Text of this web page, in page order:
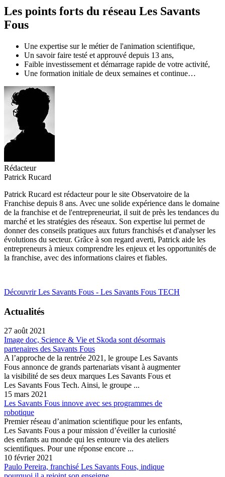
Les points forts du réseau Les Savants
Fous
Une expertise sur le métier de l'animation scientifique,
Un savoir faire testé et approuvé depuis 13 ans,
Faible investissement et démarrage rapide de votre activité,
Une formation initiale de deux semaines et continue…
Rédacteur
Patrick Rucard
Patrick Rucard est rédacteur pour le site Observatoire de la
Franchise depuis 8 ans. Avec une solide expérience dans le domaine
de la franchise et de l'entrepreneuriat, il suit de près les tendances du
marché et les stratégies des réseaux. Son expertise lui permet de
donner des conseils pratiques aux futurs franchisés et d'analyser les
évolutions du secteur. Grâce à son regard averti, Patrick aide les
entrepreneurs à mieux comprendre les enjeux et les opportunités de
la franchise, avec des informations claires et fiables.
Découvrir Les Savants Fous - Les Savants Fous TECH
Actualités
27 août 2021
Image doc, Science & Vie et Skoda sont désormais
partenaires des Savants Fous
A l’approche de la rentrée 2021, le groupe Les Savants
Fous annonce de grands partenariats visant à augmenter
la visibilité de ses deux marques Les Savants Fous et
Les Savants Fous Tech. Ainsi, le groupe ...
15 mars 2021
Les Savants Fous innove avec ses programmes de
robotique
Premier réseau d’animation scientifique pour les enfants,
Les Savants Fous a pour mission d’éveiller la curiosité
des enfants au monde qui les entoure via des ateliers
scientifiques. Pour une réponse encore ...
10 février 2021
Paulo Pereira, franchisé Les Savants Fous, indique